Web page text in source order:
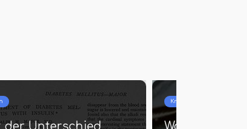
Was ist der Unterschied